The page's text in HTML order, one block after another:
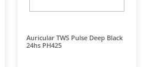
Auricular TWS Pulse Deep Black
24hs PH425